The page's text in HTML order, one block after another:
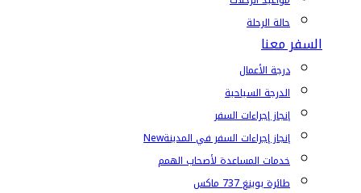
حالة الرحلة
السفر معنا
درجة الأعمال
الدرجة السياحية
إنجاز إجراءات السفر
إنجاز إجراءات السفر في المدينةNew
خدمات المساعدة لأصحاب الهمم
طائرة بوينغ 737 ماكس